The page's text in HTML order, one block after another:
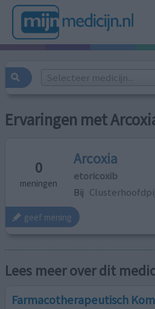
Selecteer medicijn...
Ervaringen met
0
meningen
Arcoxia
etoricoxib
Bij
geef mening
Lees meer over dit
Farmacotherapeutisch